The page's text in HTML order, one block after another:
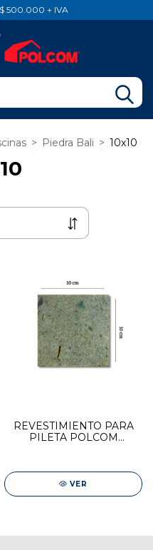
500.000 + IVA
> Piedra Bali > 10x10
REVESTIMIENTO PARA
PILETA POLCOM
VER